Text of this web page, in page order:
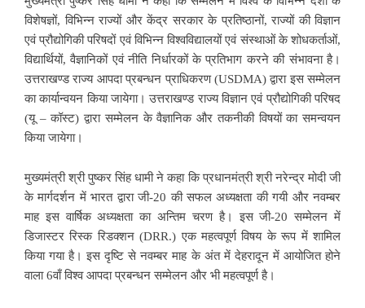
विशेषज्ञों, विभिन्न राज्यों और केंद्र सरकार के प्रतिष्ठानों, राज्यों की विज्ञान
एवं प्रौद्योगिकी परिषदों एवं विभिन्न विश्वविद्यालयों एवं संस्थाओं के शोधकर्ताओं,
विद्यार्थियों, वैज्ञानिकों एवं नीति निर्धारकों के प्रतिभाग करने की संभावना है।
उत्तराखण्ड राज्य आपदा प्रबन्धन प्राधिकरण (USDMA) द्वारा इस सम्मेलन
का कार्यान्वयन किया जायेगा। उत्तराखण्ड राज्य विज्ञान एवं प्रौद्योगिकी परिषद
(यू – कॉस्ट) द्वारा सम्मेलन के वैज्ञानिक और तकनीकी विषयों का समन्वयन
किया जायेगा।
मुख्यमंत्री श्री पुष्कर सिंह धामी ने कहा कि प्रधानमंत्री श्री नरेन्द्र मोदी जी
के मार्गदर्शन में भारत द्वारा जी-20 की सफल अध्यक्षता की गयी और नवम्बर
माह इस वार्षिक अध्यक्षता का अन्तिम चरण है। इस जी-20 सम्मेलन में
डिजास्टर रिस्क रिडक्शन (DRR.) एक महत्वपूर्ण विषय के रूप में शामिल
किया गया है। इस दृष्टि से नवम्बर माह के अंत में देहरादून में आयोजित होने
वाला 6वाँ विश्व आपदा प्रबन्धन सम्मेलन और भी महत्वपूर्ण है।